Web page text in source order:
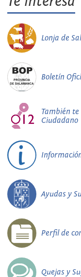
Lonja de
Boletín
También
Ciudadano
Ayudas y
Perfil de
Quejas y